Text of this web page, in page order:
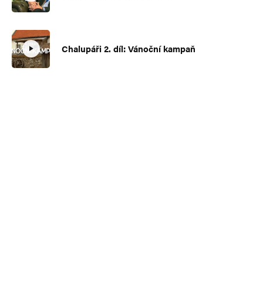
Chalupáři 2. díl: Vánoční kampaň